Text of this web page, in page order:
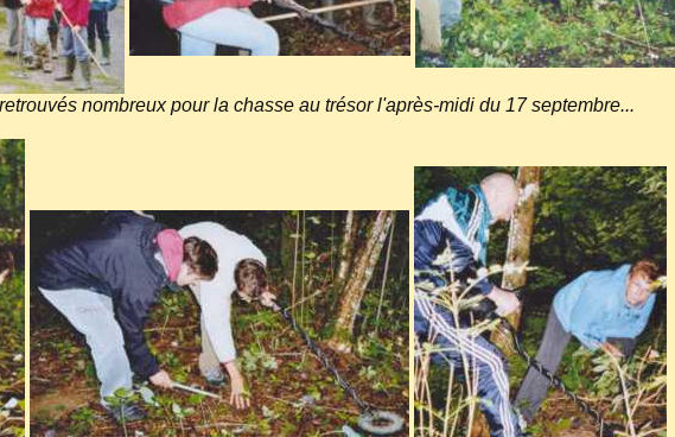
nombreux pour la chasse au trésor l'après-midi du 17 septembre...